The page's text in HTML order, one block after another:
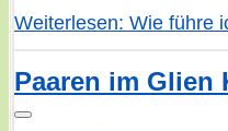
Weiterlesen: Wie führe
Paaren im Glien